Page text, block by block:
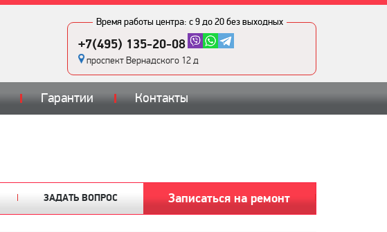
Время работы центра: с 9 до 20 без выходных
+7(495) 135-20-08
проспект Вернадского 12 д
Гарантии Контакты
ЗАДАТЬ ВОПРОС Записаться на ремонт